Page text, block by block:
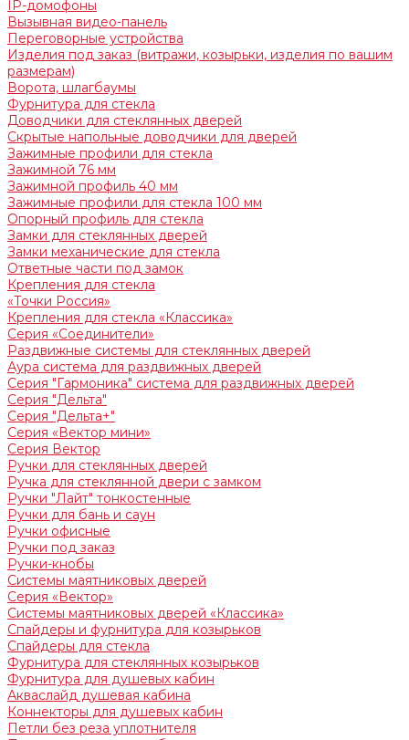
IP-домофоны
Вызывная видео-панель
Переговорные устройства
Изделия под заказ (витражи, козырьки, изделия по вашим
размерам)
Ворота, шлагбаумы
Фурнитура для стекла
Доводчики для стеклянных дверей
Скрытые напольные доводчики для дверей
Зажимные профили для стекла
Зажимной 76 мм
Зажимной профиль 40 мм
Зажимные профили для стекла 100 мм
Опорный профиль для стекла
Замки для стеклянных дверей
Замки механические для стекла
Ответные части под замок
Крепления для стекла
«Точки Россия»
Крепления для стекла «Классика»
Серия «Соединители»
Раздвижные системы для стеклянных дверей
Аура система для раздвижных дверей
Серия "Гармоника" система для раздвижных дверей
Серия "Дельта"
Серия "Дельта+"
Серия «Вектор мини»
Серия Вектор
Ручки для стеклянных дверей
Ручка для стеклянной двери с замком
Ручки "Лайт" тонкостенные
Ручки для бань и саун
Ручки офисные
Ручки под заказ
Ручки-кнобы
Системы маятниковых дверей
Серия «Вектор»
Системы маятниковых дверей «Классика»
Спайдеры и фурнитура для козырьков
Спайдеры для стекла
Фурнитура для стеклянных козырьков
Фурнитура для душевых кабин
Акваслайд душевая кабина
Коннекторы для душевых кабин
Петли без реза уплотнителя